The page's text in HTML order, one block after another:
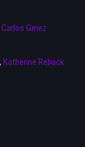
Carlos Gmez
, Katherine Reback